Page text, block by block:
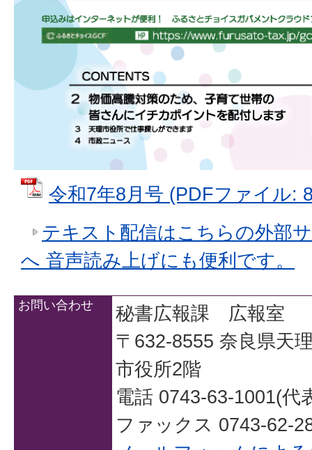
令和7年8月号 (PDFファイル:
テキスト配信はこちらの外部
へ 音声読み上げにも便利です。
お問い合わせ
秘書広報課 広報室
〒632-8555 奈良県天
市役所2階
電話 0743-63-1001(代
ファックス 0743-62-